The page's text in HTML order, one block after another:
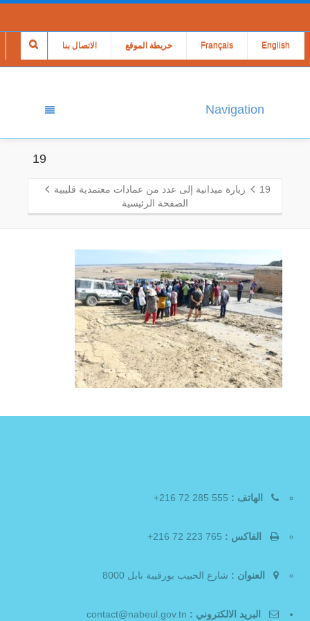
الاتصال بنا خريطة الموقع Français English
Navigation
19
19
زيارة ميدانية إلى عدد من عمادات معتمدية قليبية
الصفحة الرئيسية
الهاتف :
الفاكس :
العنوان : شارع الحبيب بورقيبة نابل 8000
البريد الالكتروني :